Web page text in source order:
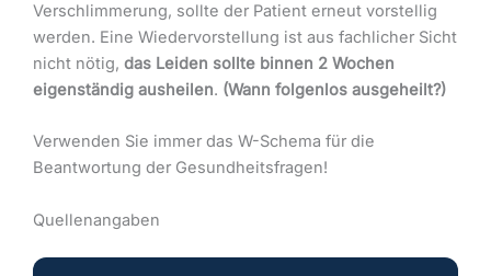
Verschlimmerung, sollte der Patient erneut vorstellig
werden. Eine Wiedervorstellung ist aus fachlicher Sicht
nicht nötig, das Leiden sollte binnen 2 Wochen
eigenständig ausheilen. (Wann folgenlos ausgeheilt?)
Verwenden Sie immer das W-Schema für die
Beantwortung der Gesundheitsfragen!
Quellenangaben